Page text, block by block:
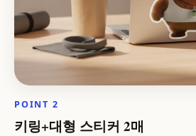
POINT 2
키링+대형 스티커 2매